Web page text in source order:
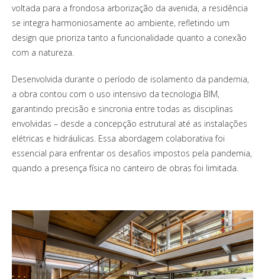
voltada para a frondosa arborização da avenida, a residência
se integra harmoniosamente ao ambiente, refletindo um
design que prioriza tanto a funcionalidade quanto a conexão
com a natureza.
Desenvolvida durante o período de isolamento da pandemia,
a obra contou com o uso intensivo da tecnologia BIM,
garantindo precisão e sincronia entre todas as disciplinas
envolvidas – desde a concepção estrutural até as instalações
elétricas e hidráulicas. Essa abordagem colaborativa foi
essencial para enfrentar os desafios impostos pela pandemia,
quando a presença física no canteiro de obras foi limitada.